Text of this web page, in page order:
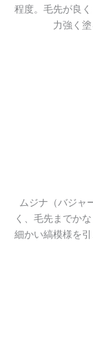
程度。毛先が良
力強く
ムジナ（バジャ
く、毛先までか
細かい縞模様を